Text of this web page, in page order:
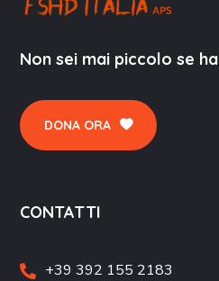
Non sei mai piccolo se
DONA ORA
CONTATTI
+39 392 155 2183